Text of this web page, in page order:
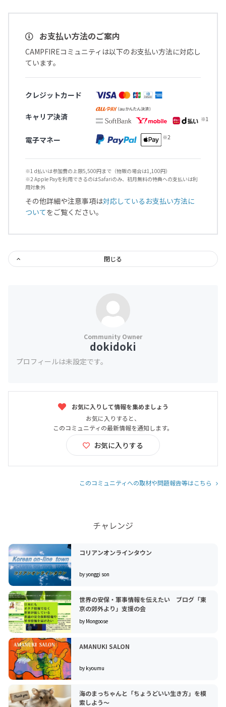
お支払い方法のご案内
CAMPFIREコミュニティは以下のお支払い方法に対応し
ています。
クレジットカード
キャリア決済
電子マネー
※1 d払いは参加費の上限5,500円まで（物販の場合は1,100円）
※2 Apple Payを利用できるのはSafariのみ、初月無料の特典への支払いは利
用対象外
その他詳細や注意事項は対応しているお支払い方法に
ついてをご覧ください。
閉じる
dokidoki
プロフィールは未設定です。
お気に入りして情報を集めましょう
お気に入りすると、
このコミュニティの最新情報を通知します。
お気に入りする
このコミュニティへの取材や問題報告等はこちら
チャレンジ
コリアンオンラインタウン
by yonggi son
世界の安保・軍事情報を伝えたい ブログ「東
京の郊外より」支援の会
by Mongoose
AMANUKI SALON
by kyoumu
海のまっちゃんと「ちょうどいい生き方」を模
索しよう〜